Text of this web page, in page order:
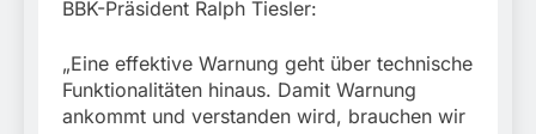
BBK-Präsident Ralph Tiesler:
„Eine effektive Warnung geht über technische
Funktionalitäten hinaus. Damit Warnung
ankommt und verstanden wird, brauchen wir